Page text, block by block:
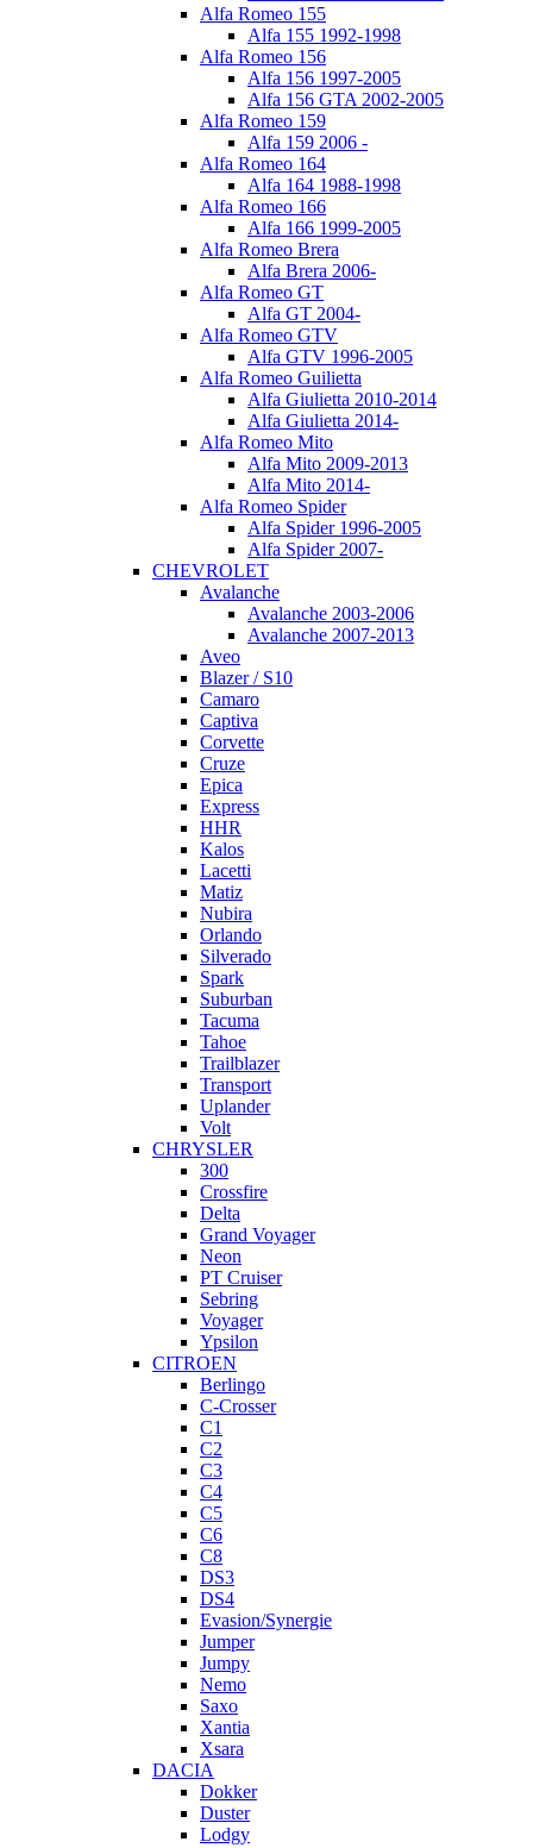
Alfa Romeo 155
Alfa 155 1992-1998
Alfa Romeo 156
Alfa 156 1997-2005
Alfa 156 GTA 2002-2005
Alfa Romeo 159
Alfa 159 2006 -
Alfa Romeo 164
Alfa 164 1988-1998
Alfa Romeo 166
Alfa 166 1999-2005
Alfa Romeo Brera
Alfa Brera 2006-
Alfa Romeo GT
Alfa GT 2004-
Alfa Romeo GTV
Alfa GTV 1996-2005
Alfa Romeo Guilietta
Alfa Giulietta 2010-2014
Alfa Giulietta 2014-
Alfa Romeo Mito
Alfa Mito 2009-2013
Alfa Mito 2014-
Alfa Romeo Spider
Alfa Spider 1996-2005
Alfa Spider 2007-
CHEVROLET
Avalanche
Avalanche 2003-2006
Avalanche 2007-2013
Aveo
Blazer / S10
Camaro
Captiva
Corvette
Cruze
Epica
Express
HHR
Kalos
Lacetti
Matiz
Nubira
Orlando
Silverado
Spark
Suburban
Tacuma
Tahoe
Trailblazer
Transport
Uplander
Volt
CHRYSLER
300
Crossfire
Delta
Grand Voyager
Neon
PT Cruiser
Sebring
Voyager
Ypsilon
CITROEN
Berlingo
C-Crosser
C1
C2
C3
C4
C5
C6
C8
DS3
DS4
Evasion/Synergie
Jumper
Jumpy
Nemo
Saxo
Xantia
Xsara
DACIA
Dokker
Duster
Lodgy